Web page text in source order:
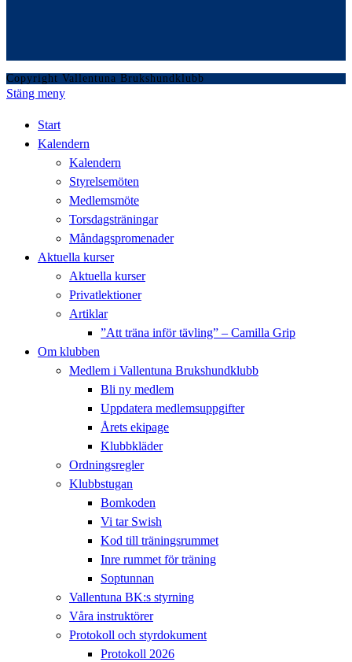
Copyright Vallentuna Brukshundklubb
Stäng meny
Start
Kalendern
Kalendern
Styrelsemöten
Medlemsmöte
Torsdagsträningar
Måndagspromenader
Aktuella kurser
Aktuella kurser
Privatlektioner
Artiklar
”Att träna inför tävling” – Camilla Grip
Om klubben
Medlem i Vallentuna Brukshundklubb
Bli ny medlem
Uppdatera medlemsuppgifter
Årets ekipage
Klubbkläder
Ordningsregler
Klubbstugan
Bomkoden
Vi tar Swish
Kod till träningsrummet
Inre rummet för träning
Soptunnan
Vallentuna BK:s styrning
Våra instruktörer
Protokoll och styrdokument
Protokoll 2026